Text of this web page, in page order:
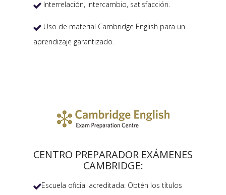
 Interrelación, intercambio, satisfacción.
 Uso de material Cambridge English para un
aprendizaje garantizado.
CENTRO PREPARADOR EXÁMENES
CAMBRIDGE:
Escuela oficial acreditada: Obtén los títulos